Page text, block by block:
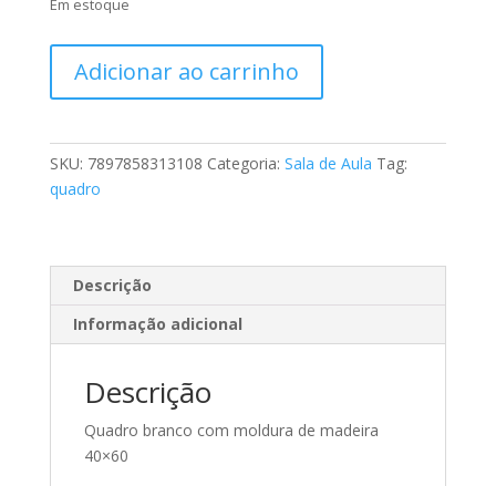
Em estoque
Quadro
com
moldura
quantidade
Adicionar ao carrinho
SKU: 7897858313108 Categoria: Sala de Aula Tag:
quadro
Descrição
Informação adicional
Descrição
Quadro branco com moldura de madeira
40×60